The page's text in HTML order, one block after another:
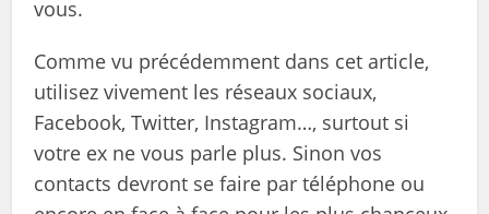
vous.
Comme vu précédemment dans cet article,
utilisez vivement les réseaux sociaux,
Facebook, Twitter, Instagram…, surtout si
votre ex ne vous parle plus. Sinon vos
contacts devront se faire par téléphone ou